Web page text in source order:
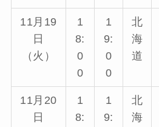
11月19
日
（火）
1
8:
0
0
1
9:
0
0
北
海
道
11月20
日
1
8:
1
9:
北
海